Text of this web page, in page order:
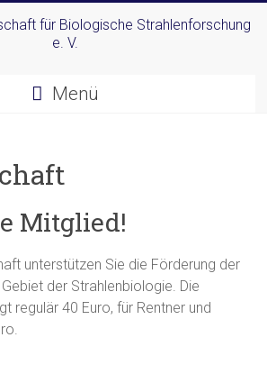
Menü
Mitglied!
unterstützen Sie die Förderung der
der Strahlenbiologie. Die
regulär 40 Euro, für Rentner und